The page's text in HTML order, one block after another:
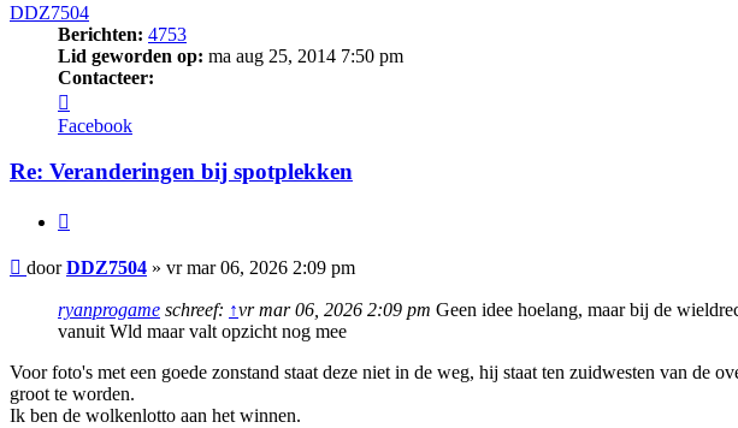
DDZ7504
Berichten: 4753
Lid geworden op: ma aug 25, 2014 7:50 pm
Contacteer:
DDZ7504
Facebook
Re: Veranderingen bij spotplekken
Bericht
doorDDZ7504 » vr mar 06, 2026 2:09 pm
ryanprogame schreef: ↑vr mar 06, 2026 2:09 pm Geen idee hoelang, maar bij de
vanuit Wld maar valt opzicht nog mee
Voor foto's met een goede zonstand staat deze niet in de weg, hij staat ten zuidwesten van
groot te worden.
Ik ben de wolkenlotto aan het winnen.